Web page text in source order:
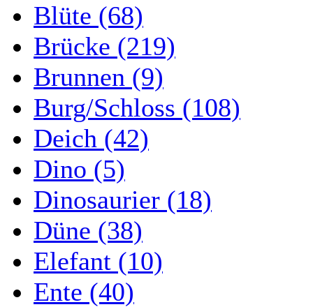
Blüte (68)
Brücke (219)
Brunnen (9)
Burg/Schloss (108)
Deich (42)
Dino (5)
Dinosaurier (18)
Düne (38)
Elefant (10)
Ente (40)